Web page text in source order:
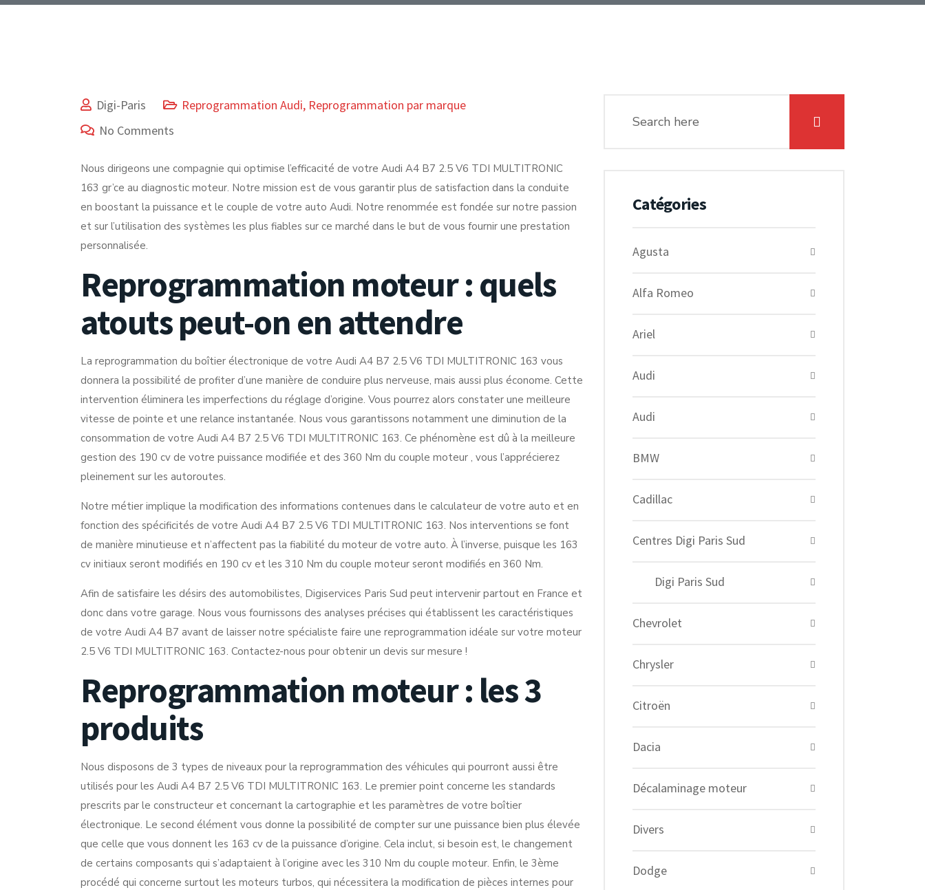
Digi-Paris Reprogrammation Audi, Reprogrammation par marque
No Comments
Nous dirigeons une compagnie qui optimise l’efficacité de votre Audi A4 B7 2.5 V6 TDI MULTITRONIC
163 gr’ce au diagnostic moteur. Notre mission est de vous garantir plus de satisfaction dans la conduite
en boostant la puissance et le couple de votre auto Audi. Notre renommée est fondée sur notre passion
et sur l’utilisation des systèmes les plus fiables sur ce marché dans le but de vous fournir une prestation
personnalisée.
Reprogrammation moteur : quels
atouts peut-on en attendre
La reprogrammation du boîtier électronique de votre Audi A4 B7 2.5 V6 TDI MULTITRONIC 163 vous
donnera la possibilité de profiter d’une manière de conduire plus nerveuse, mais aussi plus économe. Cette
intervention éliminera les imperfections du réglage d’origine. Vous pourrez alors constater une meilleure
vitesse de pointe et une relance instantanée. Nous vous garantissons notamment une diminution de la
consommation de votre Audi A4 B7 2.5 V6 TDI MULTITRONIC 163. Ce phénomène est dû à la meilleure
gestion des 190 cv de votre puissance modifiée et des 360 Nm du couple moteur , vous l’apprécierez
pleinement sur les autoroutes.
Notre métier implique la modification des informations contenues dans le calculateur de votre auto et en
fonction des spécificités de votre Audi A4 B7 2.5 V6 TDI MULTITRONIC 163. Nos interventions se font
de manière minutieuse et n’affectent pas la fiabilité du moteur de votre auto. À l’inverse, puisque les 163
cv initiaux seront modifiés en 190 cv et les 310 Nm du couple moteur seront modifiés en 360 Nm.
Afin de satisfaire les désirs des automobilistes, Digiservices Paris Sud peut intervenir partout en France et
donc dans votre garage. Nous vous fournissons des analyses précises qui établissent les caractéristiques
de votre Audi A4 B7 avant de laisser notre spécialiste faire une reprogrammation idéale sur votre moteur
2.5 V6 TDI MULTITRONIC 163. Contactez-nous pour obtenir un devis sur mesure !
Reprogrammation moteur : les 3
produits
Nous disposons de 3 types de niveaux pour la reprogrammation des véhicules qui pourront aussi être
utilisés pour les Audi A4 B7 2.5 V6 TDI MULTITRONIC 163. Le premier point concerne les standards
prescrits par le constructeur et concernant la cartographie et les paramètres de votre boîtier
électronique. Le second élément vous donne la possibilité de compter sur une puissance bien plus élevée
que celle que vous donnent les 163 cv de la puissance d’origine. Cela inclut, si besoin est, le changement
de certains composants qui s’adaptaient à l’origine avec les 310 Nm du couple moteur. Enfin, le 3ème
procédé qui concerne surtout les moteurs turbos, qui nécessitera la modification de pièces internes pour
Catégories
Agusta
Alfa Romeo
Ariel
Audi
Audi
BMW
Cadillac
Centres Digi Paris Sud
Digi Paris Sud
Chevrolet
Chrysler
Citroën
Dacia
Décalaminage moteur
Divers
Dodge